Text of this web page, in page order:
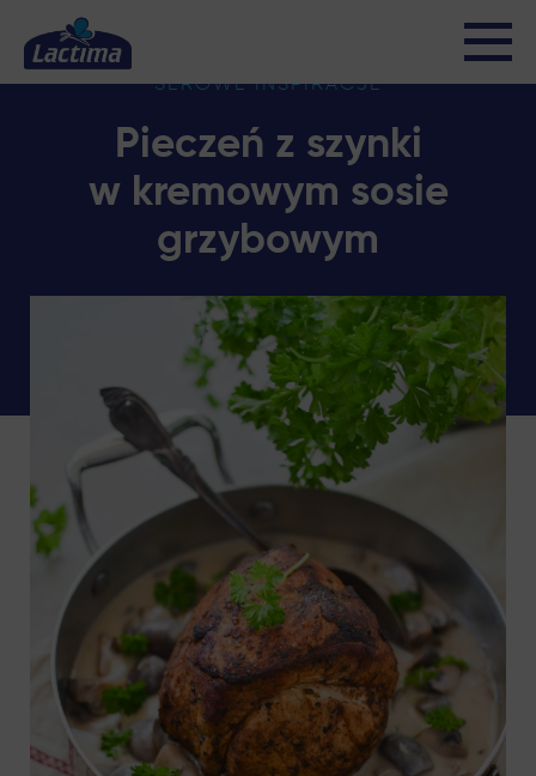
SEROWE INSPIRACJE
Pieczeń z szynki
w kremowym sosie
grzybowym